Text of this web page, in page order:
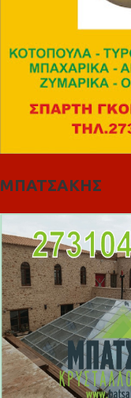
ΜΠΑΤΣΑΚΗΣ